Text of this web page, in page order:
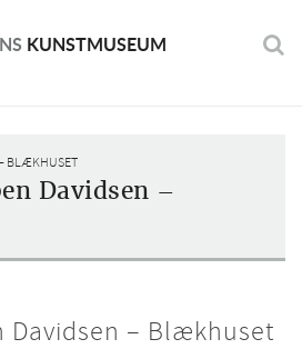
KUNSTMUSEUM
BLÆKHUSET
Davidsen –
Davidsen – Blækhuset